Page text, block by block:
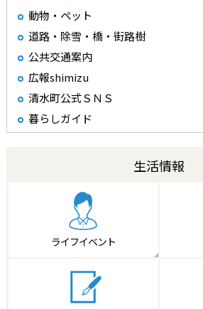
動物・ペット
道路・除雪・橋・街路樹
公共交通案内
広報shimizu
清水町公式ＳＮＳ
暮らしガイド
生活情報
ライフイベント